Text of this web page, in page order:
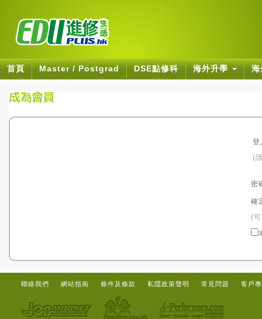
首頁 Master / Postgrad DSE點修科 海外升學
登
(
密
確
(
聯絡我們 網站指南 條件及條款 私隱政策聲明 常見問題 客戶